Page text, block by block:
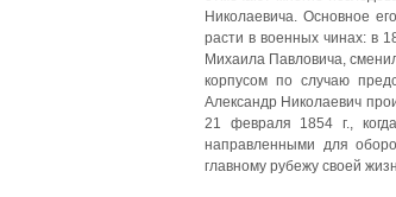
Николаевича. Основное
расти в военных чинах: в
Михаила Павловича,
корпусом по случаю
Александр Николаевич
21 февраля 1854 г.,
направленными для
главному рубежу своей